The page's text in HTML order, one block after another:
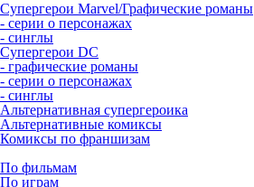
Супергерои Marvel/Графические романы
- серии о персонажах
- синглы
Супергерои DC
- графические романы
- серии о персонажах
- синглы
Альтернативная супергероика
Альтернативные комиксы
Комиксы по франшизам
По фильмам
По играм